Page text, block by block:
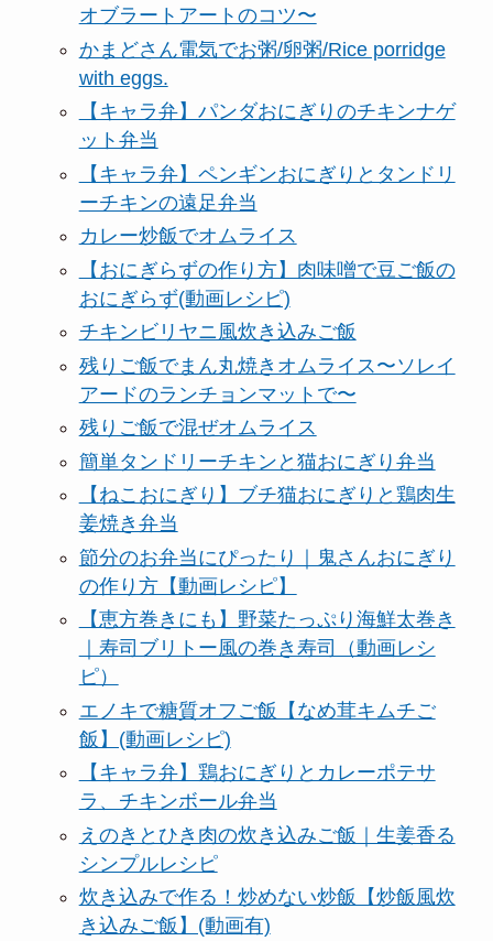
オブラートアートのコツ〜
かまどさん電気でお粥/卵粥/Rice porridge
with eggs.
【キャラ弁】パンダおにぎりのチキンナゲ
ット弁当
【キャラ弁】ペンギンおにぎりとタンドリ
ーチキンの遠足弁当
カレー炒飯でオムライス
【おにぎらずの作り方】肉味噌で豆ご飯の
おにぎらず(動画レシピ)
チキンビリヤニ風炊き込みご飯
残りご飯でまん丸焼きオムライス〜ソレイ
アードのランチョンマットで〜
残りご飯で混ぜオムライス
簡単タンドリーチキンと猫おにぎり弁当
【ねこおにぎり】ブチ猫おにぎりと鶏肉生
姜焼き弁当
節分のお弁当にぴったり｜鬼さんおにぎり
の作り方【動画レシピ】
【恵方巻きにも】野菜たっぷり海鮮太巻き
｜寿司ブリトー風の巻き寿司（動画レシ
ピ）
エノキで糖質オフご飯【なめ茸キムチご
飯】(動画レシピ)
【キャラ弁】鶏おにぎりとカレーポテサ
ラ、チキンボール弁当
えのきとひき肉の炊き込みご飯｜生姜香る
シンプルレシピ
炊き込みで作る！炒めない炒飯【炒飯風炊
き込みご飯】(動画有)